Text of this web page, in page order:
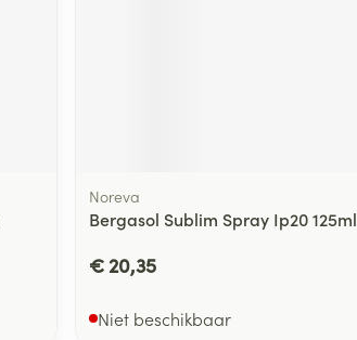
Noreva
Bergasol Sublim Spray Ip20 125ml
€ 20,35
Niet beschikbaar